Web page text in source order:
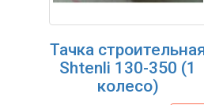
Тачка
Shtenli 130-350 (1
колесо)